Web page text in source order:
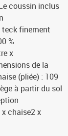
coussin inclus
teck finement
%
x
de la
(pliée) : 109
à partir du sol
chaise2 x